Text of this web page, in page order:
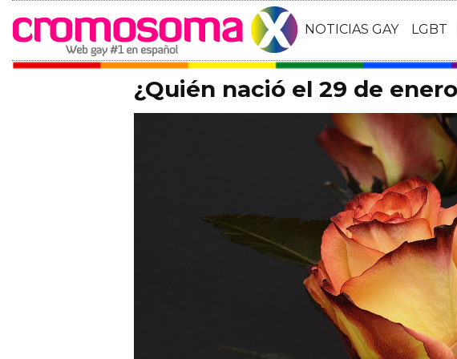
NOTICIAS GAY LGBT
¿Quién nació el 29 de